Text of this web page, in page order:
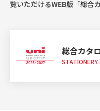
覧いただけるWEB版「総合
総合カタ
STATIONERY